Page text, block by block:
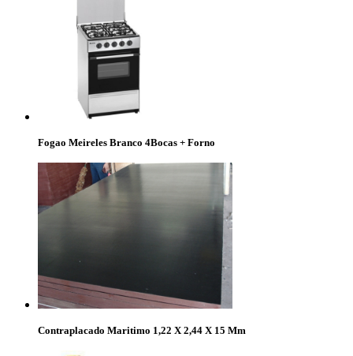
Fogao Meireles Branco 4Bocas + Forno
Contraplacado Maritimo 1,22 X 2,44 X 15 Mm